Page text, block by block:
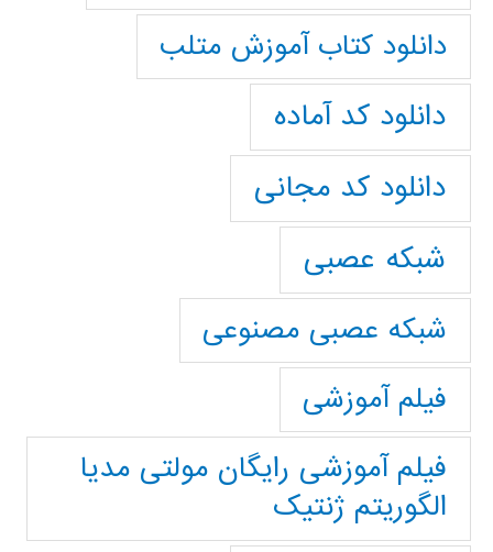
دانلود کتاب آموزش متلب
دانلود کد آماده
دانلود کد مجانی
شبکه عصبی
شبکه عصبی مصنوعی
فیلم آموزشی
فیلم آموزشی رایگان مولتی مدیا
الگوریتم ژنتیک